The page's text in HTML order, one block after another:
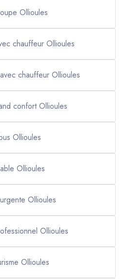
Ollioules
chauffeur Ollioules
chauffeur Ollioules
confort Ollioules
Ollioules
Ollioules
Ollioules
Ollioules
Ollioules